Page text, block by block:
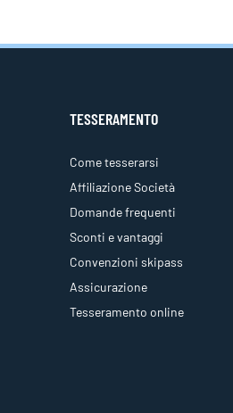
TESSERAMENTO
Come tesserarsi
Affiliazione Società
Domande frequenti
Sconti e vantaggi
Convenzioni skipass
Assicurazione
Tesseramento online